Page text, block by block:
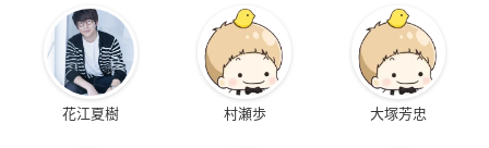
花江夏樹 村瀬歩 大塚芳忠